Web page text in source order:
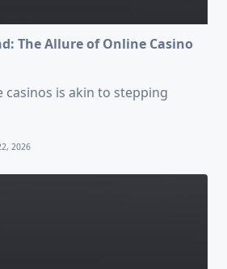
The Allure of Online Casino
is akin to stepping
2026